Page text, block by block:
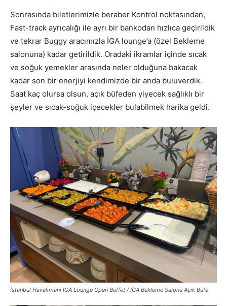
Sonrasında biletlerimizle beraber Kontrol noktasından,
Fast-track ayrıcalığı ile ayrı bir bankodan hızlıca geçirildik
ve tekrar Buggy aracımızla İGA lounge’a (özel Bekleme
salonuna) kadar getirildik. Oradaki ikramlar içinde sıcak
ve soğuk yemekler arasında neler olduğuna bakacak
kadar son bir enerjiyi kendimizde bir anda buluverdik.
Saat kaç olursa olsun, açık büfeden yiyecek sağlıklı bir
şeyler ve sıcak-soğuk içecekler bulabilmek harika geldi.
İstanbul Havalimanı İGA Lounge Open Buffet / İGA Bekleme Salonu Açık Büfe